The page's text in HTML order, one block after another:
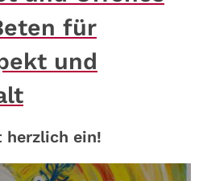
für
und
herzlich ein!